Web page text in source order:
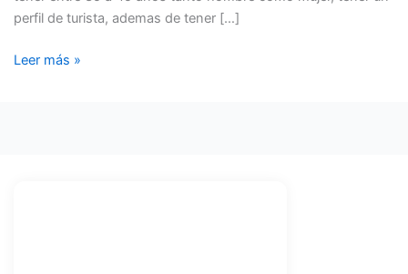
perfil de turista, ademas de tener […]
Leer más »